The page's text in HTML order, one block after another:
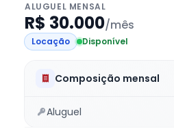
ALUGUEL MENSAL
R$ 30.000/mês
Locação Disponível
Composição mensal
Aluguel